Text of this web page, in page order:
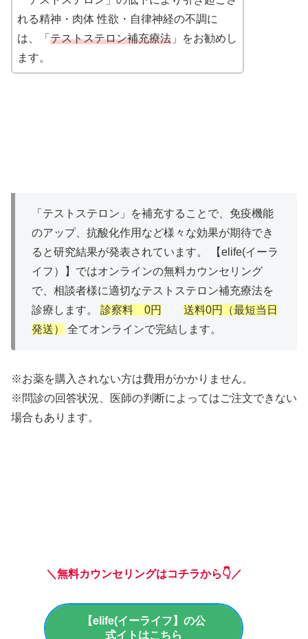
れる精神・肉体 性欲・自律神経の不調に
は、「 テストステロン補充療法 」をお勧めし
ます。
「テストステロン」を補充することで、免疫機能
のアップ、抗酸化作用など様々な効果が期待でき
ると研究結果が発表されています。 【elife(イーラ
イフ）】ではオンラインの無料カウンセリング
で、相談者様に適切なテストステロン補充療法を
診療します。 診察料 0円
送料0円（最短当日
発送）
全てオンラインで完結します。
※お薬を購入されない方は費用がかかりません。
※問診の回答状況、医師の判断によってはご注文できない
場合もあります。
＼無料カウンセリングはコチラから👇／
【elife(イーライフ】の公
式イトはこちら